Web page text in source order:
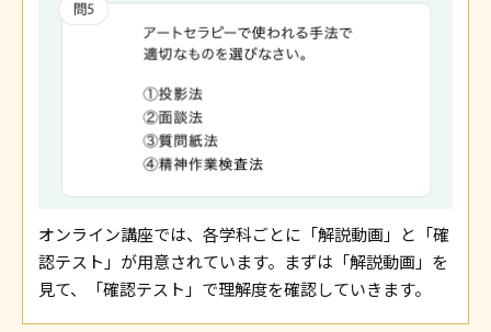
オンライン講座では、各学科ごとに「解説動画」と「確
認テスト」が用意されています。まずは「解説動画」を
見て、「確認テスト」で理解度を確認していきます。